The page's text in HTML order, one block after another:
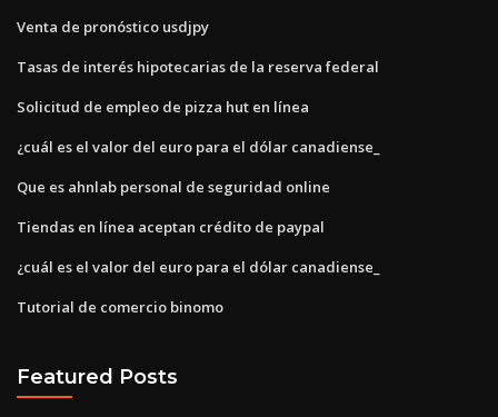
Venta de pronóstico usdjpy
Tasas de interés hipotecarias de la reserva federal
Solicitud de empleo de pizza hut en línea
¿cuál es el valor del euro para el dólar canadiense_
Que es ahnlab personal de seguridad online
Tiendas en línea aceptan crédito de paypal
¿cuál es el valor del euro para el dólar canadiense_
Tutorial de comercio binomo
Featured Posts